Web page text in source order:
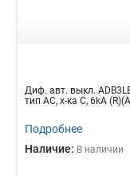
Диф. авт. выкл.
тип AС, х-ка С, 6kA
Подробнее
Наличие: В наличии